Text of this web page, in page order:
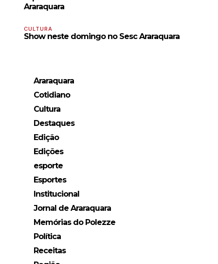
Araraquara
CULTURA
Show neste domingo no Sesc Araraquara
Araraquara
Cotidiano
Cultura
Destaques
Edição
Edições
esporte
Esportes
Institucional
Jornal de Araraquara
Memórias do Polezze
Política
Receitas